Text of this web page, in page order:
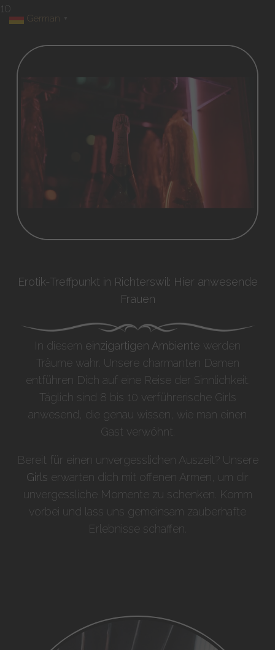
10
Erotik-Treffpunkt in Richterswil: Hier anwesende
Frauen
In diesem einzigartigen Ambiente werden
Träume wahr. Unsere charmanten Damen
entführen Dich auf eine Reise der Sinnlichkeit.
Täglich sind 8 bis 10 verführerische Girls
anwesend, die genau wissen, wie man einen
Gast verwöhnt.
Bereit für einen unvergesslichen Auszeit? Unsere
Girls erwarten dich mit offenen Armen, um dir
unvergessliche Momente zu schenken. Komm
vorbei und lass uns gemeinsam zauberhafte
Erlebnisse schaffen.
German